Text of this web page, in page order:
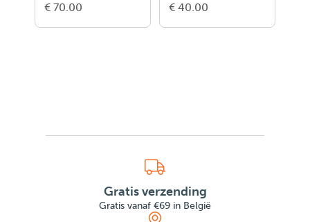
€ 70.00 € 40.00
Gratis verzending
Gratis vanaf €69 in België